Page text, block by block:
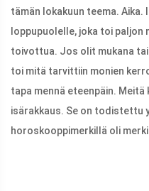
tämän lokakuun teema. Aika.
loppupuolelle, joka toi
toivottua. Jos olit mukana tai
toi mitä tarvittiin monien
tapa mennä eteenpäin.
isärakkaus. Se on todistettu
horoskooppimerkillä oli